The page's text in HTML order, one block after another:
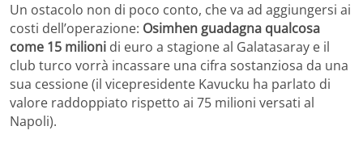
Un ostacolo non di poco conto, che va ad aggiungersi ai
costi dell’operazione: Osimhen guadagna qualcosa
come 15 milioni di euro a stagione al Galatasaray e il
club turco vorrà incassare una cifra sostanziosa da una
sua cessione (il vicepresidente Kavucku ha parlato di
valore raddoppiato rispetto ai 75 milioni versati al
Napoli).